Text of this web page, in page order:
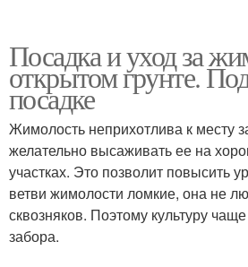
Съедобная жимолость
Жимолости по лунному
календарю
Посадка и уход за
открытом грунте.
посадке
Жимолость неприхотлива к месту
желательно высаживать ее на
участках. Это позволит повысить
ветви жимолости ломкие, она не
сквозняков. Поэтому культуру
забора.